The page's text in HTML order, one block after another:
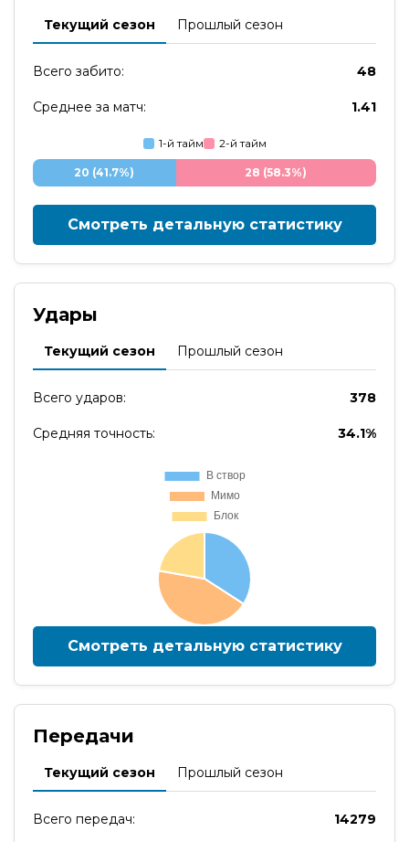
Текущий сезон Прошлый сезон
Всего забито: 48
Среднее за матч: 1.41
1-й тайм 2-й тайм
20 (41.7%) 28 (58.3%)
Смотреть детальную статистику
Удары
Текущий сезон Прошлый сезон
Всего ударов: 378
Средняя точность: 34.1%
Смотреть детальную статистику
Передачи
Текущий сезон Прошлый сезон
Всего передач: 14279